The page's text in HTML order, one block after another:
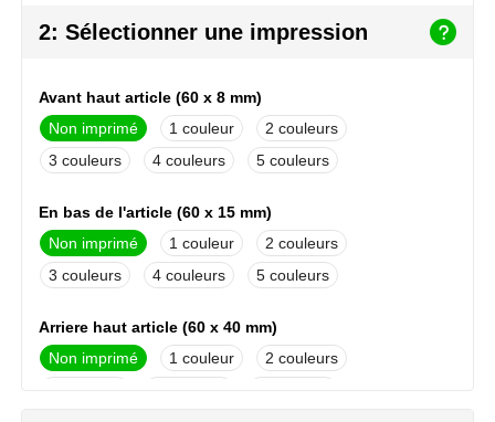
Ocean Bottle
Parker pennen
Philips
Retulp
Senator
2: Sélectionner une impression
Avant haut article (60 x 8 mm)
Non imprimé
1
2
3
4 5
En bas de l'article (60 x 15 mm)
Non imprimé
1
2
3
4 5
Arriere haut article (60 x 40 mm)
Non imprimé
1
2